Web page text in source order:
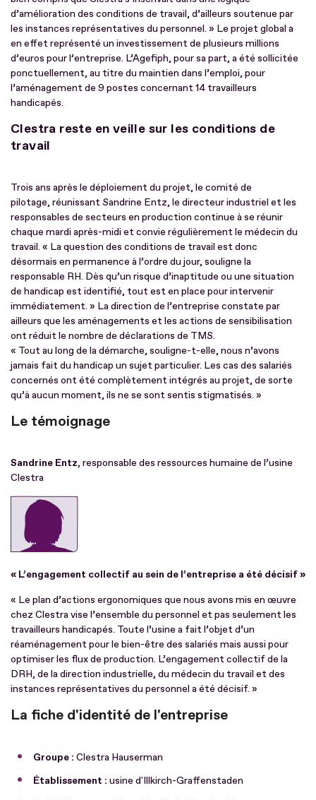
d’amélioration des conditions de travail, d’ailleurs soutenue par
les instances représentatives du personnel. » Le projet global a
en effet représenté un investissement de plusieurs millions
d’euros pour l’entreprise. L’Agefiph, pour sa part, a été sollicitée
ponctuellement, au titre du maintien dans l’emploi, pour
l’aménagement de 9 postes concernant 14 travailleurs
handicapés.
Clestra reste en veille sur les conditions de
travail
Trois ans après le déploiement du projet, le comité de
pilotage, réunissant Sandrine Entz, le directeur industriel et les
responsables de secteurs en production continue à se réunir
chaque mardi après-midi et convie régulièrement le médecin du
travail. « La question des conditions de travail est donc
désormais en permanence à l’ordre du jour, souligne la
responsable RH. Dès qu’un risque d’inaptitude ou une situation
de handicap est identifié, tout est en place pour intervenir
immédiatement. » La direction de l’entreprise constate par
ailleurs que les aménagements et les actions de sensibilisation
ont réduit le nombre de déclarations de TMS.
« Tout au long de la démarche, souligne-t-elle, nous n’avons
jamais fait du handicap un sujet particulier. Les cas des salariés
concernés ont été complètement intégrés au projet, de sorte
qu’à aucun moment, ils ne se sont sentis stigmatisés. »
Le témoignage
Sandrine Entz, responsable des ressources humaine de l’usine
Clestra
« L’engagement collectif au sein de l’entreprise a été décisif »
« Le plan d’actions ergonomiques que nous avons mis en œuvre
chez Clestra vise l’ensemble du personnel et pas seulement les
travailleurs handicapés. Toute l’usine a fait l’objet d’un
réaménagement pour le bien-être des salariés mais aussi pour
optimiser les flux de production. L’engagement collectif de la
DRH, de la direction industrielle, du médecin du travail et des
instances représentatives du personnel a été décisif. »
La fiche d'identité de l'entreprise
Groupe : Clestra Hauserman
Établissement : usine d'Illkirch-Graffenstaden